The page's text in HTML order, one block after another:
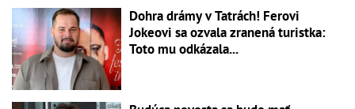
Dohra drámy v Tatrách! Ferovi
Jokeovi sa ozvala zranená turistka:
Toto mu odkázala...